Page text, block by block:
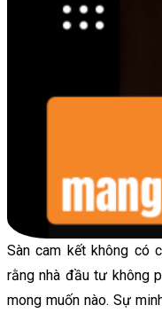
Sàn cam kết không có
rằng nhà đầu tư không
mong muốn nào. Sự